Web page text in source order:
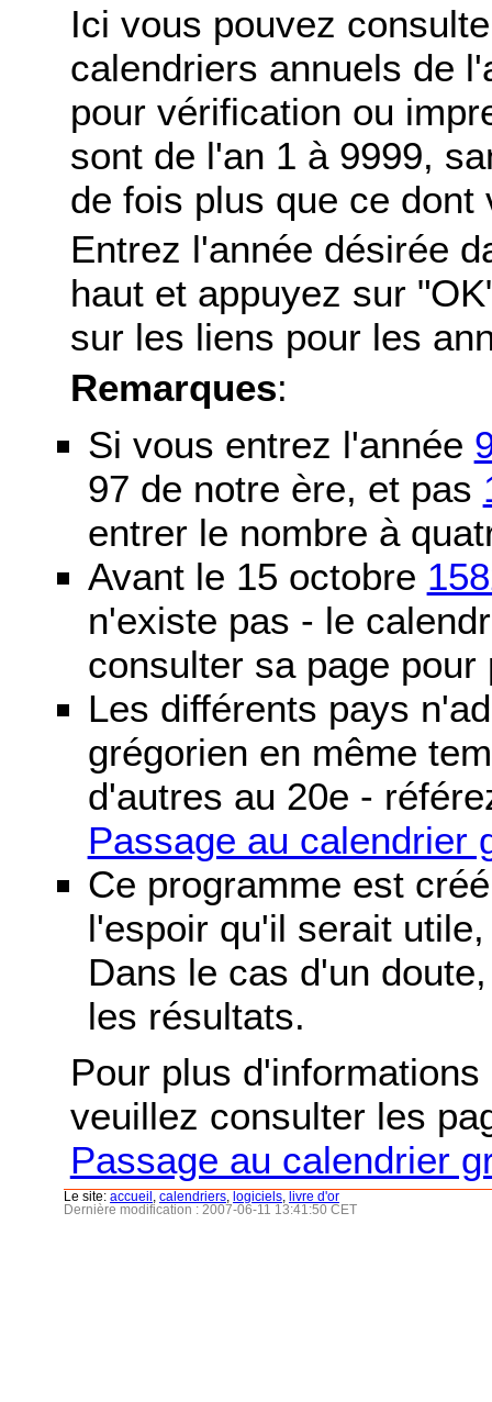
Ici vous pouvez
calendriers annuels de
pour vérification ou
sont de l'an 1 à 9999,
de fois plus que ce dont
Entrez l'année désirée
haut et appuyez sur
sur les liens pour les
Remarques:
Si vous entrez l'année
97 de notre ère, et pas
entrer le nombre à
Avant le 15 octobre
n'existe pas - le
consulter sa page pour
Les différents pays
grégorien en même
d'autres au 20e -
Passage au calendrier
Ce programme est
l'espoir qu'il serait
Dans le cas d'un
les résultats.
Pour plus
veuillez consulter les
Passage au calendrier
Le site: accueil calendriers logiciels
livre d'or
Dernière modification : 2007-06-11 13:41:50 CET